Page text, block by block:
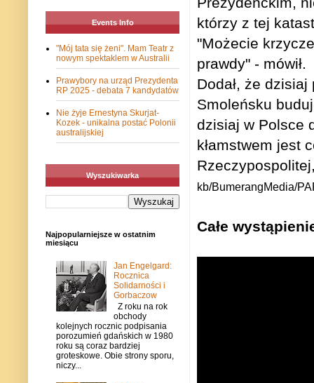
którzy z tej
"Możecie
prawdy" - mówił.
Dodał, że
Smoleńsku
dzisiaj w Polsce
kłamstwem jest
kb/BumerangMedia/
Całe
Events Info
"Mój tata się żeni". Mam Teatr z
nowym spektaklem w Australii
Prawybory na urząd Prezydenta
RP 2025 - debata 7 kandydatów
Nie żyje Ernestyna Skurjat-
Kozek - unikalna postać Polonii
australijskiej
Wyszukiwarka
Najpopularniejsze w ostatnim
miesiącu
Jan Engelgard:
Rocznica
Solidarności i
Gorbaczow
Z roku na rok
obchody
kolejnych rocznic podpisania
porozumień gdańskich w 1980
roku są coraz bardziej
groteskowe. Obie strony sporu,
niczy...